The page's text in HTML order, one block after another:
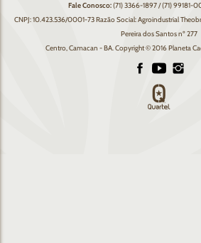
Fale Conosco:(71) 3366-1897 / (71) 99181-
CNPJ: 10.423.536/0001-73 Razão Social: Agroindustrial
Pereira dos Santos nº 277
Centro, Camacan - BA. Copyright © 2016 Planeta